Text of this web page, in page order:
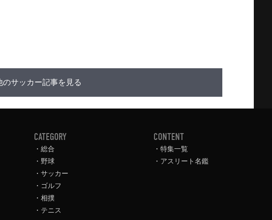
のサッカー記事を見る
CATEGORY
総合
野球
サッカー
ゴルフ
相撲
テニス
CONTENT
特集一覧
アスリート名鑑